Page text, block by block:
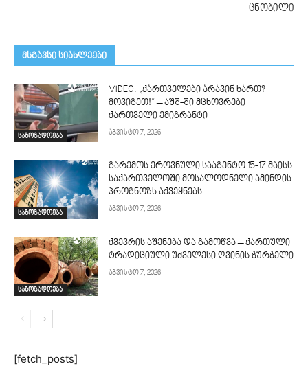
ცნობილი
მსგავსი სიახლეები
საზოგადოება
VIDEO: „ქართველები არავინ ხართ?
მოვიგეთ!“ – აშშ-ში მცხოვრები
ქართველი ემიგრანტი
აგვისტო 7, 2026
საზოგადოება
გარემოს ეროვნული სააგენტო 15-17 მაისს
საქართველოში მოსალოდნელი ამინდის
პროგნოზს აქვეყნებს
აგვისტო 7, 2026
საზოგადოება
ქვევრის აშენება და გამოწვა – ქართული
ტრადიციული უძველესი ღვინის ჭურჭელი
აგვისტო 7, 2026
[fetch_posts]